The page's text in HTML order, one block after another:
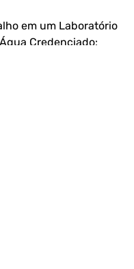
em um Laboratório
Credenciado: